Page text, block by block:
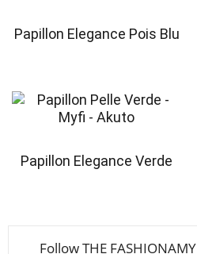
Papillon Elegance Pois Blu
Papillon Elegance Verde